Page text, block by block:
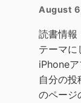
August
読書情報
テーマに
iPhone
自分の投
のページ